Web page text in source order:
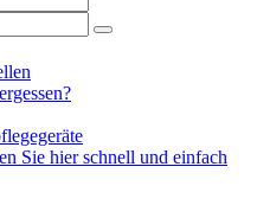
Sie hier schnell und einfach